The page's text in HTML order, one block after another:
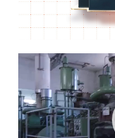
Lecteur